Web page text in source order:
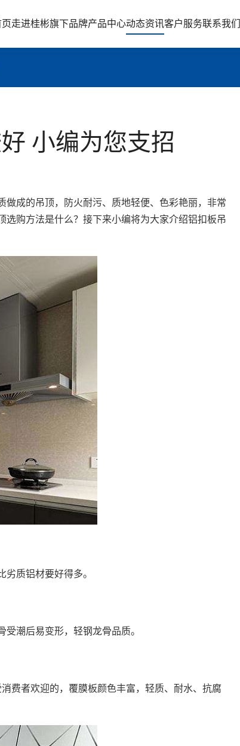
走进桂彬旗下品牌产品中心动态资讯客户服务联系我们
小编为您支招
成的吊顶，防火耐污、质地轻便、色彩艳丽，非常
购方法是什么？接下来小编将为大家介绍铝扣板吊
质铝材要好得多。
潮后易变形，轻钢龙骨品质。
费者欢迎的，覆膜板颜色丰富，轻质、耐水、抗腐